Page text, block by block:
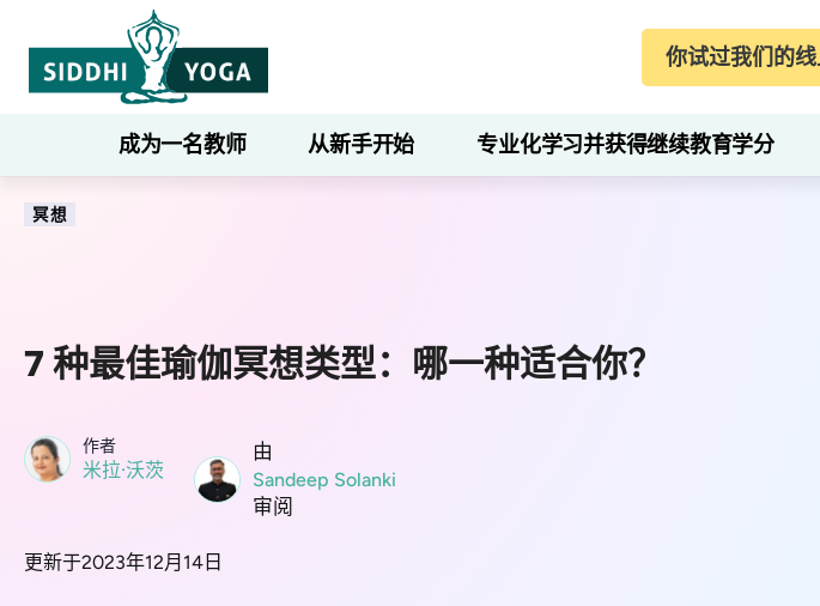
你试过我们的线
成为一名教师 从新手开始 专业化学习并获得继续教育学分
冥想
7 种最佳瑜伽冥想类型：哪一种适合你？
作者
米拉·沃茨
由
Sandeep Solanki
审阅
更新于2023年12月14日